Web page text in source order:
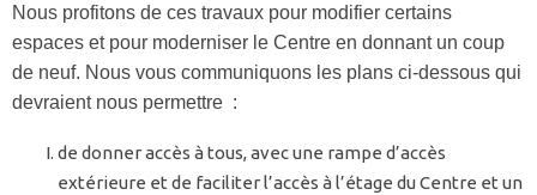
Nous profitons de ces travaux pour modifier certains
espaces et pour moderniser le Centre en donnant un coup
de neuf. Nous vous communiquons les plans ci-dessous qui
devraient nous permettre :
de donner accès à tous, avec une rampe d’accès
extérieure et de faciliter l’accès à l’étage du Centre et un